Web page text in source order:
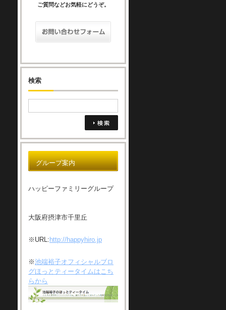
ご質問などお気軽にどうぞ。
検索
グループ案内
ハッピーファミリーグループ
大阪府摂津市千里丘
※URL: http://happyhiro.jp
※池端裕子オフィシャルブロ
グほっとティータイムはこち
らから